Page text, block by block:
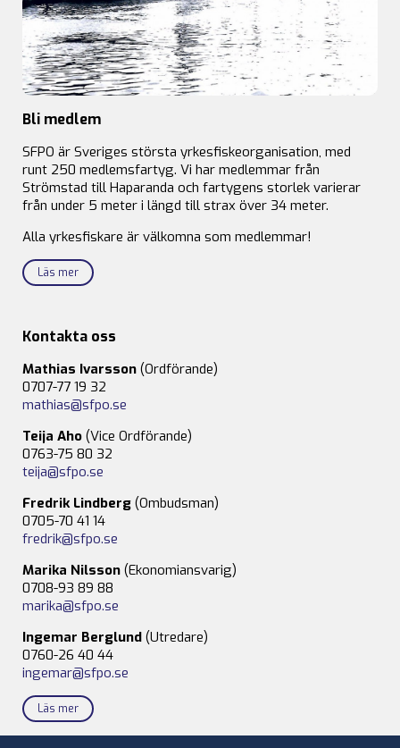
Bli medlem
SFPO är Sveriges största yrkesfiskeorganisation, med
runt 250 medlemsfartyg. Vi har medlemmar från
Strömstad till Haparanda och fartygens storlek varierar
från under 5 meter i längd till strax över 34 meter.
Alla yrkesfiskare är välkomna som medlemmar!
Läs mer
Kontakta oss
Mathias Ivarsson (Ordförande)
0707-77 19 32
mathias@sfpo.se
Teija Aho (Vice Ordförande)
0763-75 80 32
teija@sfpo.se
Fredrik Lindberg (Ombudsman)
0705-70 41 14
fredrik@sfpo.se
Marika Nilsson (Ekonomiansvarig)
0708-93 89 88
marika@sfpo.se
Ingemar Berglund (Utredare)
0760-26 40 44
ingemar@sfpo.se
Läs mer